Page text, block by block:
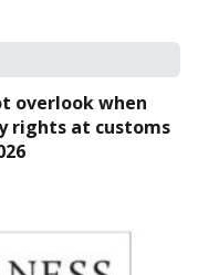
overlook when
rights at customs